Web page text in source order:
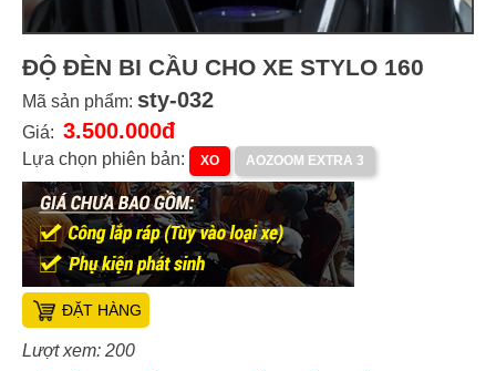
ĐỘ ĐÈN BI CẦU CHO XE STYLO 160
Mã sản phẩm: sty-032
Giá: 3.500.000đ
Lựa chọn phiên bản: XO AOZOOM EXTRA 3
ĐẶT HÀNG
Lượt xem: 200